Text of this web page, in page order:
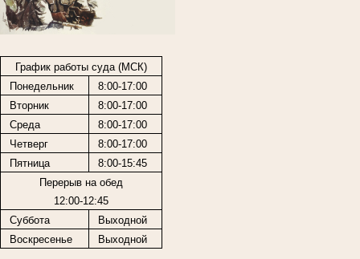
График работы суда (МСК)
Понедельник
8:00-17:00
Вторник
8:00-17:00
Среда
8:00-17:00
Четверг
8:00-17:00
Пятница
8:00-15:45
Перерыв на обед
12:00-12:45
Суббота
Выходной
Воскресенье
Выходной